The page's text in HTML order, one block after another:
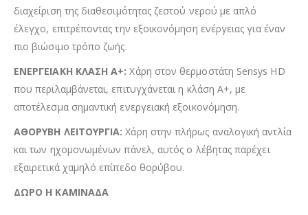
διαχείριση της διαθεσιμότητας ζεστού νερού με απλό
έλεγχο, επιτρέποντας την εξοικονόμηση ενέργειας για έναν
πιο βιώσιμο τρόπο ζωής.
ΕΝΕΡΓΕΙΑΚΗ ΚΛΑΣΗ A+: Χάρη στον θερμοστάτη Sensys HD
που περιλαμβάνεται, επιτυγχάνεται η κλάση A+, με
αποτέλεσμα σημαντική ενεργειακή εξοικονόμηση.
ΑΘΟΡΥΒΗ ΛΕΙΤΟΥΡΓΙΑ: Χάρη στην πλήρως αναλογική αντλία
και των ηχομονωμένων πάνελ, αυτός ο λέβητας παρέχει
εξαιρετικά χαμηλό επίπεδο θορύβου.
ΔΩΡΟ Η ΚΑΜΙΝΑΔΑ